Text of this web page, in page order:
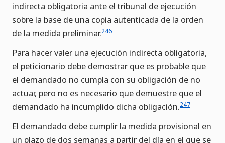
indirecta obligatoria ante el tribunal de ejecución
sobre la base de una copia autenticada de la orden
de la medida preliminar.246
Para hacer valer una ejecución indirecta obligatoria,
el peticionario debe demostrar que es probable que
el demandado no cumpla con su obligación de no
actuar, pero no es necesario que demuestre que el
demandado ha incumplido dicha obligación.247
El demandado debe cumplir la medida provisional en
un plazo de dos semanas a partir del día en el que se